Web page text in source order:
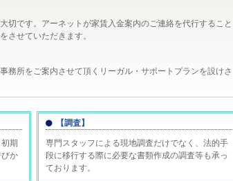
切です。アーネットが家賃入金案内のご連絡を代行すること
させていただきます。
務所をご案内させて頂くリーガル・サポートプランを設けさ
期
か
【調査】
専門スタッフによる現地調査だけでなく、法的手
段に移行する際に必要な書類作成の調査等も承っ
ております。